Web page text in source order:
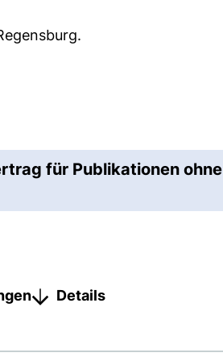
für Publikationen ohne
Details